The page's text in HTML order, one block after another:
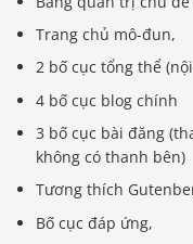
Trang chủ mô-đun,
2 bố cục tổng thể
4 bố cục blog chính
3 bố cục bài đăng
không có thanh bên)
Tương thích
Bố cục đáp ứng,